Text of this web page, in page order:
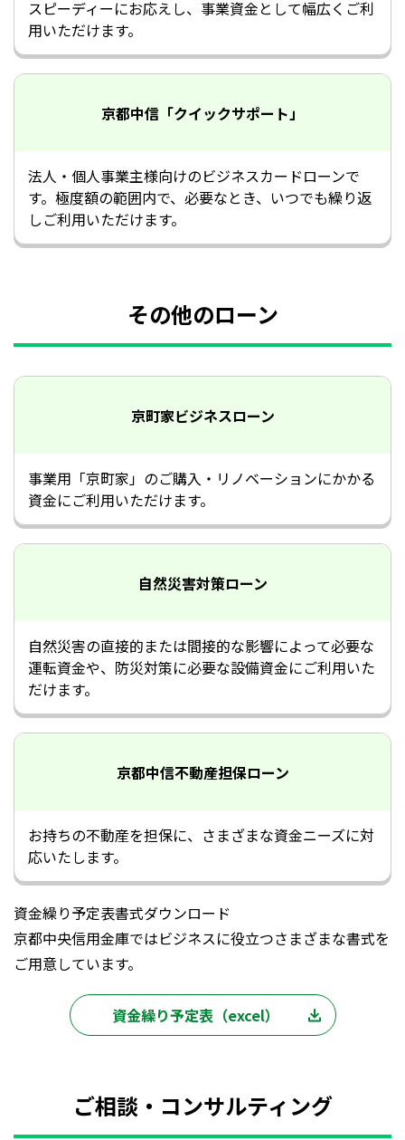
スピーディーにお応えし、事業資金として幅広くご利
用いただけます。
京都中信「クイックサポート」
法人・個人事業主様向けのビジネスカードローンで
す。極度額の範囲内で、必要なとき、いつでも繰り返
しご利用いただけます。
その他のローン
京町家ビジネスローン
事業用「京町家」のご購入・リノベーションにかかる
資金にご利用いただけます。
自然災害対策ローン
自然災害の直接的または間接的な影響によって必要な
運転資金や、防災対策に必要な設備資金にご利用いた
だけます。
京都中信不動産担保ローン
お持ちの不動産を担保に、さまざまな資金ニーズに対
応いたします。
資金繰り予定表書式ダウンロード
京都中央信用金庫ではビジネスに役立つさまざまな書式を
ご用意しています。
資金繰り予定表（excel）
ご相談・コンサルティング